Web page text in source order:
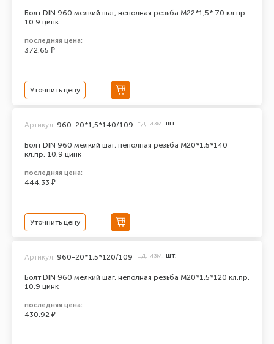
Болт DIN 960 мелкий шаг, неполная резьба M22*1,5* 70 кл.пр.
10.9 цинк
последняя цена:
372.65 ₽
Уточнить цену
Болт DIN 960 мелкий шаг, неполная резьба M20*1,5*140
кл.пр. 10.9 цинк
Артикул: 960-20*1,5*140/109 Ед. изм. шт.
последняя цена:
444.33 ₽
Уточнить цену
Болт DIN 960 мелкий шаг, неполная резьба M20*1,5*120 кл.пр.
10.9 цинк
Артикул: 960-20*1,5*120/109 Ед. изм. шт.
последняя цена:
430.92 ₽